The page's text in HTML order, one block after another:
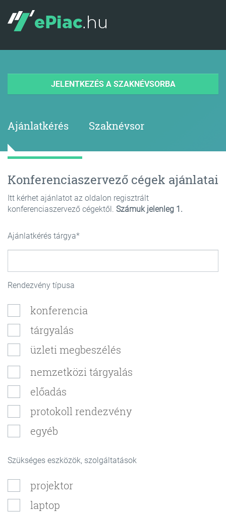
Ajánlatkérés Szaknévsor
JELENTKEZÉS A SZAKNÉVSORBA
Konferenciaszervező cégek ajánlatai
Itt kérhet ajánlatot az oldalon regisztrált
konferenciaszervező cégektől. Számuk jelenleg 1.
Ajánlatkérés tárgya
Rendezvény típusa
konferencia
tárgyalás
üzleti megbeszélés
nemzetközi tárgyalás
előadás
protokoll rendezvény
egyéb
Szükséges eszközök, szolgáltatások
projektor
laptop